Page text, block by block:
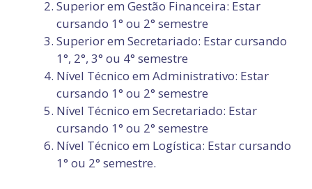
Superior em Gestão Financeira: Estar
cursando 1° ou 2° semestre
Superior em Secretariado: Estar cursando
1°, 2°, 3° ou 4° semestre
Nível Técnico em Administrativo: Estar
cursando 1° ou 2° semestre
Nível Técnico em Secretariado: Estar
cursando 1° ou 2° semestre
Nível Técnico em Logística: Estar cursando
1° ou 2° semestre.